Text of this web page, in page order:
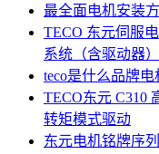
最全面电机安装
TECO 东元伺服
系统（含驱动器）
teco是什么品牌电
TECO东元 C310
转矩模式驱动
东元电机铭牌序